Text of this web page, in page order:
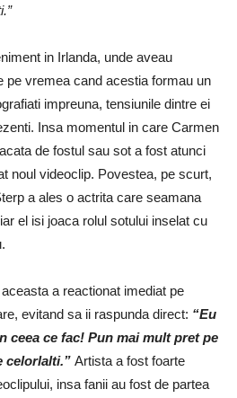
in Irlanda, unde aveau
pe vremea cand acestia formau un
impreuna, tensiunile dintre ei
Insa momentul in care Carmen
de fostul sau sot a fost atunci
noul videoclip. Povestea, pe scurt,
a ales o actrita care seamana
el isi joaca rolul sotului inselat cu
a reactionat imediat pe
evitand sa ii raspunda direct: “Eu
ceea ce fac! Pun mai mult pret pe
celorlalti.” Artista a fost foarte
insa fanii au fost de partea